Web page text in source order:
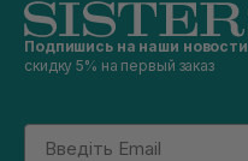
Подпишись на наши новости
скидку 5% на первый заказ
Email